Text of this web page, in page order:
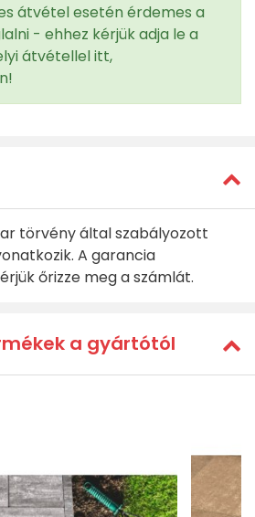
átvétel esetén érdemes a
- ehhez kérjük adja le a
átvétellel itt,
törvény által szabályozott
A garancia
őrizze meg a számlát.
a gyártótól